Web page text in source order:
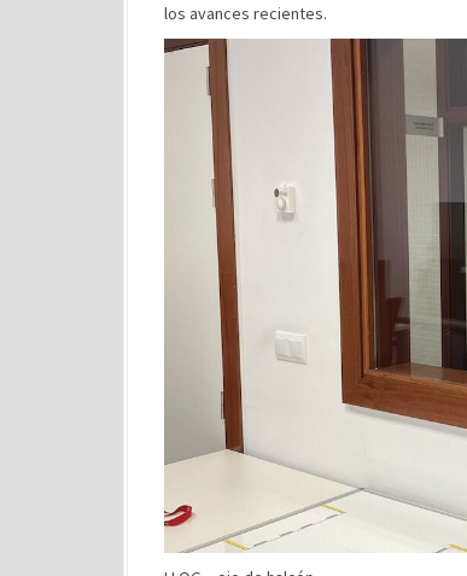
los avances recientes.